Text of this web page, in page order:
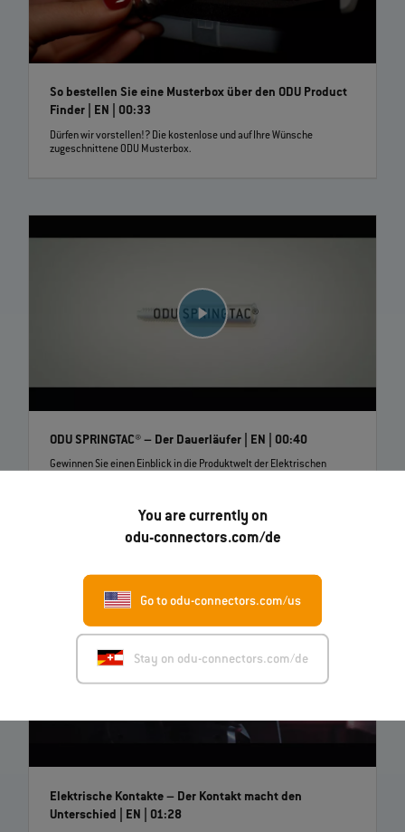
You are currently on
odu-connectors.com/de
Go to odu-connectors.com/us
Stay on odu-connectors.com/de
So bestellen Sie eine Musterbox über den ODU Product
Finder | EN | 00:33
Dürfen wir vorstellen!? Die kostenlose und auf Ihre Wünsche
zugeschnittene ODU Musterbox.
ODU SPRINGTAC® – Der Dauerläufer | EN | 00:40
Gewinnen Sie einen Einblick in die Produktwelt der Elektrischen
Elektrische Kontakte – Der Kontakt macht den
Unterschied | EN | 01:28